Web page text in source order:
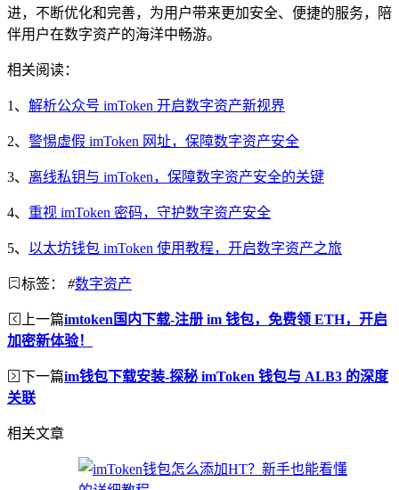
进，不断优化和完善，为用户带来更加安全、便捷的服务，陪
伴用户在数字资产的海洋中畅游。
相关阅读：
1、 解析公众号 imToken 开启数字资产新视界
2、 警惕虚假 imToken 网址，保障数字资产安全
3、 离线私钥与 imToken，保障数字资产安全的关键
4、 重视 imToken 密码，守护数字资产安全
5、 以太坊钱包 imToken 使用教程，开启数字资产之旅
标签： #数字资产
上一篇imtoken国内下载-注册 im 钱包，免费领 ETH，开启
加密新体验！
下一篇im钱包下载安装-探秘 imToken 钱包与 ALB3 的深度
关联
相关文章